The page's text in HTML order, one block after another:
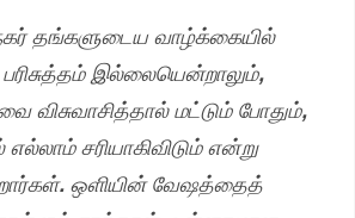
தங்களுடைய வாழ்க்கையில்
இல்லையென்றாலும்,
விசுவாசித்தால் மட்டும் போதும்,
எல்லாம் சரியாகிவிடும் என்று
ஒளியின் வேஷத்தைத்